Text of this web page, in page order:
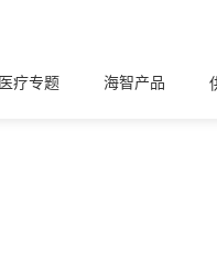
医疗专题 海智产品